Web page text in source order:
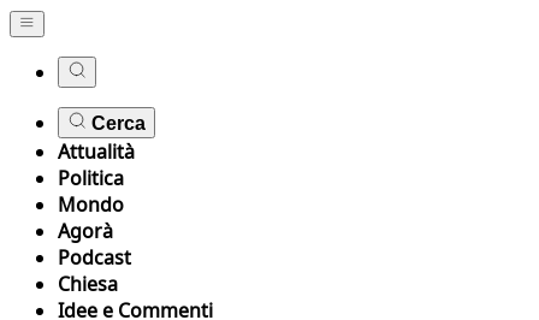
Cerca
Attualità
Politica
Mondo
Agorà
Podcast
Chiesa
Idee e Commenti